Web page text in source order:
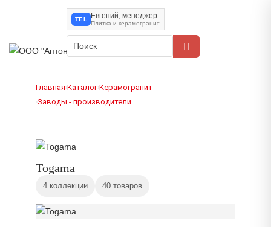
TEL Евгений, менеджер
Плитка и керамогранит
Главная›Каталог›Керамогранит
›Заводы - производители
Togama
4 коллекции 40 товаров